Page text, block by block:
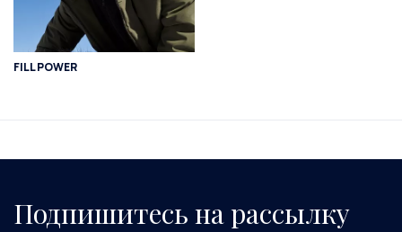
FILL POWER
Подпишитесь на рассылку